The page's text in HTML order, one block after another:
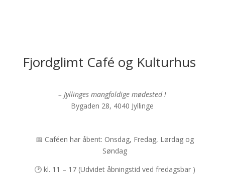
Fjordglimt Café og Kulturhus
– Jyllinges mangfoldige mødested !
Bygaden 28, 4040 Jyllinge
📅 Caféen har åbent: Onsdag, Fredag, Lørdag og
Søndag
🕑 kl. 11 – 17 (Udvidet åbningstid ved fredagsbar )